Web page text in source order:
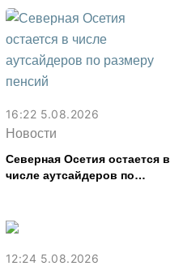
16:22 5.08.2026
Новости
Северная Осетия остается в
числе аутсайдеров по
12:24 5.08.2026